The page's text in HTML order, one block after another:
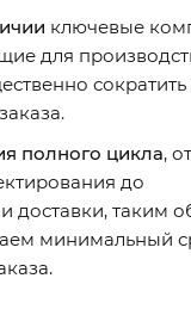
ключевые
для
полного цикла, от
до
доставки, таким
минимальный